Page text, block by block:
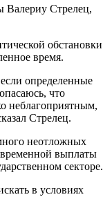
Валериу Стрелец,
обстановки
время.
определенные
что
неблагоприятным,
Стрелец.
неотложных
выплаты
секторе.
в условиях